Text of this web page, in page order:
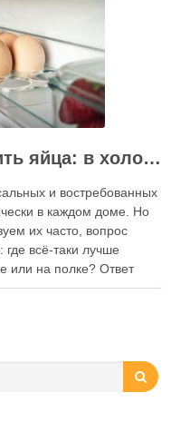
Как правильно хранить яйца: в холодильнике или на полке?
и востребованных
в каждом доме. Но
их часто, вопрос
всё-таки лучше
или на полке? Ответ
включая температуру